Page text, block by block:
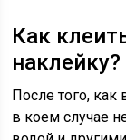
Как
наклейку?
После того, как
в коем случае